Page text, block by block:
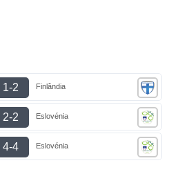
1-2 Finlândia
2-2 Eslovénia
4-4 Eslovénia